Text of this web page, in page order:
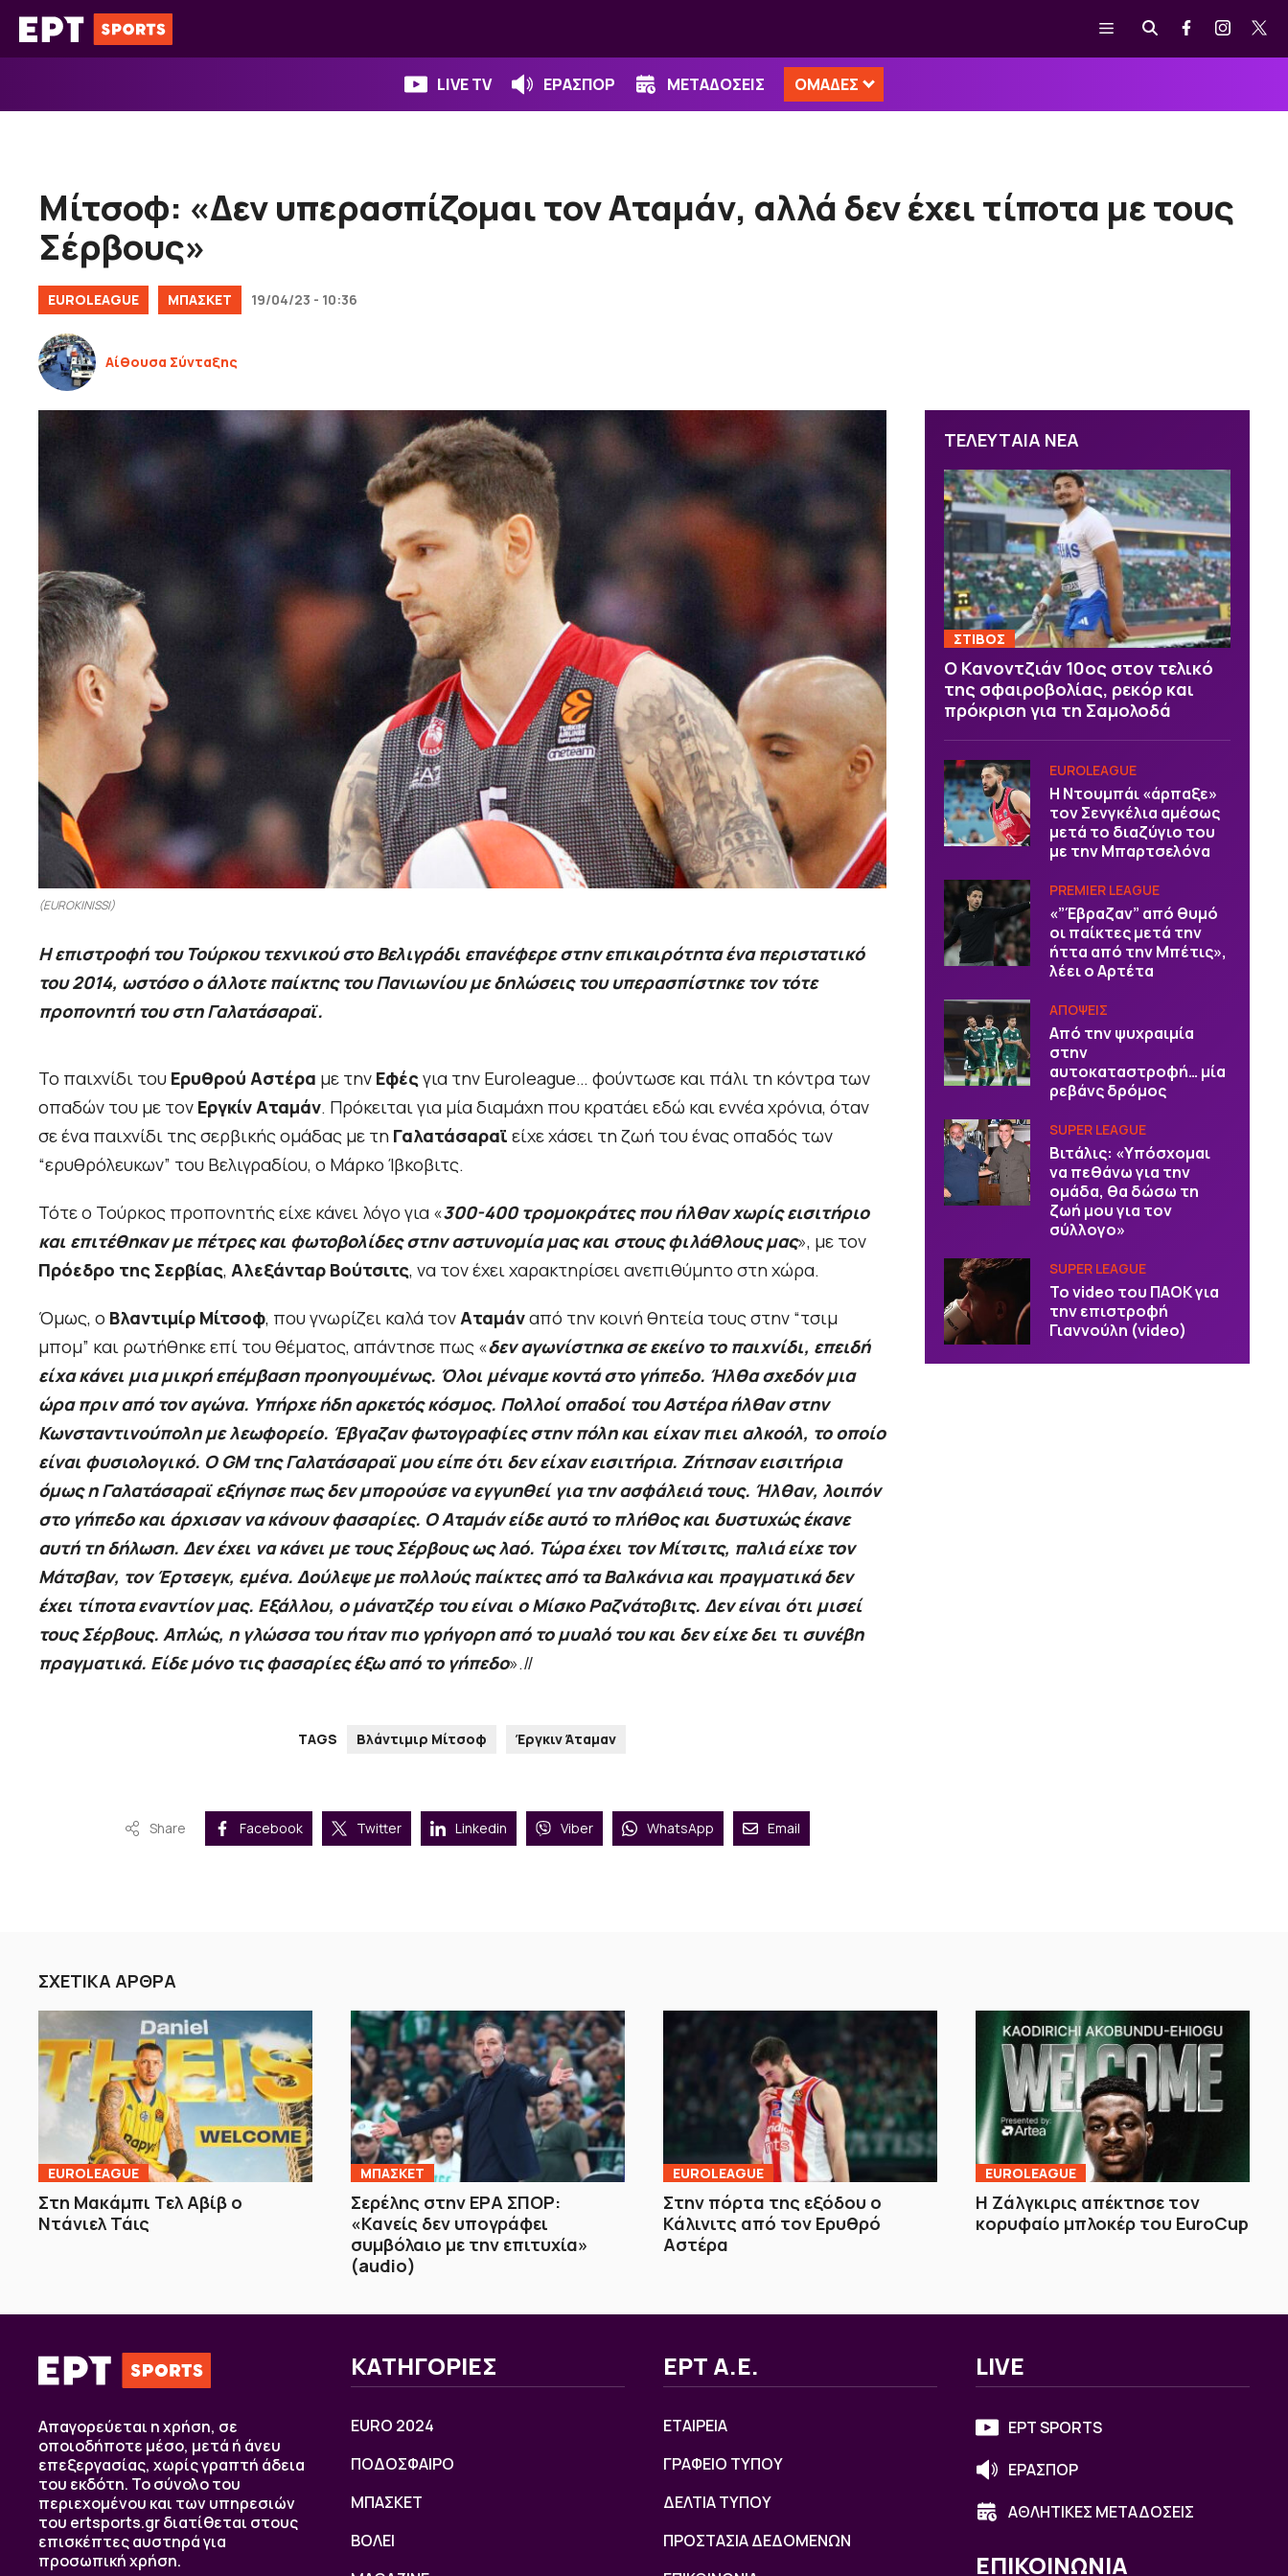
Μετάβαση
σε
Μενού
LIVE TV ΕΡΑΣΠΟΡ ΜΕΤΑΔΟΣΕΙΣ ΟΜΑΔΕΣ
Μίτσοφ: «Δεν υπερασπίζομαι τον Αταμάν, αλλά δεν έχει τίποτα με τους
Σέρβους»
EUROLEAGUE ΜΠΑΣΚΕΤ 19/04/23 - 10:36
Αίθουσα Σύνταξης
(EUROKINISSI)
Η επιστροφή του Τούρκου τεχνικού στο Βελιγράδι επανέφερε στην επικαιρότητα ένα περιστατικό
του 2014, ωστόσο ο άλλοτε παίκτης του Πανιωνίου με δηλώσεις του υπερασπίστηκε τον τότε
προπονητή του στη Γαλατάσαραϊ.
Το παιχνίδι του Ερυθρού Αστέρα με την Εφές για την Euroleague… φούντωσε και πάλι τη κόντρα των
οπαδών του με τον Εργκίν Αταμάν. Πρόκειται για μία διαμάχη που κρατάει εδώ και εννέα χρόνια, όταν
σε ένα παιχνίδι της σερβικής ομάδας με τη Γαλατάσαραϊ είχε χάσει τη ζωή του ένας οπαδός των
“ερυθρόλευκων” του Βελιγραδίου, ο Μάρκο Ίβκοβιτς.
Τότε ο Τούρκος προπονητής είχε κάνει λόγο για «300-400 τρομοκράτες που ήλθαν χωρίς εισιτήριο
και επιτέθηκαν με πέτρες και φωτοβολίδες στην αστυνομία μας και στους φιλάθλους μας», με τον
Πρόεδρο της Σερβίας, Αλεξάνταρ Βούτσιτς, να τον έχει χαρακτηρίσει ανεπιθύμητο στη χώρα.
Όμως, ο Βλαντιμίρ Μίτσοφ, που γνωρίζει καλά τονΑταμάναπό την κοινή θητεία τους στην “τσιμ
μπομ” και ρωτήθηκε επί του θέματος, απάντησε πως «δεν αγωνίστηκα σε εκείνο το παιχνίδι, επειδή
είχα κάνει μια μικρή επέμβαση προηγουμένως. Όλοι μέναμε κοντά στο γήπεδο. Ήλθα σχεδόν μια
ώρα πριν από τον αγώνα. Υπήρχε ήδη αρκετός κόσμος. Πολλοί οπαδοί του Αστέρα ήλθαν στην
Κωνσταντινούπολη με λεωφορείο. Έβγαζαν φωτογραφίες στην πόλη και είχαν πιει αλκοόλ, το οποίο
είναι φυσιολογικό. Ο GM της Γαλατάσαραϊ μου είπε ότι δεν είχαν εισιτήρια. Ζήτησαν εισιτήρια
όμως η Γαλατάσαραϊ εξήγησε πως δεν μπορούσε να εγγυηθεί για την ασφάλειά τους. Ήλθαν, λοιπόν
στο γήπεδο και άρχισαν να κάνουν φασαρίες. Ο Αταμάν είδε αυτό το πλήθος και δυστυχώς έκανε
αυτή τη δήλωση. Δεν έχει να κάνει με τους Σέρβους ως λαό. Τώρα έχει τον Μίτσιτς, παλιά είχε τον
Μάτσβαν, τον Έρτσεγκ, εμένα. Δούλεψε με πολλούς παίκτες από τα Βαλκάνια και πραγματικά δεν
έχει τίποτα εναντίον μας. Εξάλλου, ο μάνατζέρ του είναι ο Μίσκο Ραζνάτοβιτς. Δεν είναι ότι μισεί
τους Σέρβους. Απλώς, η γλώσσα του ήταν πιο γρήγορη από το μυαλό του και δεν είχε δει τι συνέβη
πραγματικά. Είδε μόνο τις φασαρίες έξω από το γήπεδο».//
TAGS Βλάντιμιρ Μίτσοφ Έργκιν Άταμαν
Share Facebook Twitter Linkedin Viber WhatsApp Email
ΤΕΛΕΥΤΑΙΑ ΝΕΑ
ΣΤΙΒΟΣ
Ο Κανοντζιάν 10ος στον τελικό
της σφαιροβολίας, ρεκόρ και
πρόκριση για τη Σαμολοδά
EUROLEAGUE
Η Ντουμπάι «άρπαξε»
τον Σενγκέλια αμέσως
μετά το διαζύγιο του
με την Μπαρτσελόνα
PREMIER LEAGUE
«”Έβραζαν” από θυμό
οι παίκτες μετά την
ήττα από την Μπέτις»,
λέει ο Αρτέτα
ΑΠΟΨΕΙΣ
Από την ψυχραιμία
στην
αυτοκαταστροφή… μία
ρεβάνς δρόμος
SUPER LEAGUE
Βιτάλις: «Υπόσχομαι
να πεθάνω για την
ομάδα, θα δώσω τη
ζωή μου για τον
σύλλογο»
SUPER LEAGUE
Το video του ΠΑΟΚ για
την επιστροφή
Γιαννούλη (video)
ΣΧΕΤΙΚΑ ΑΡΘΡΑ
EUROLEAGUE
Στη Μακάμπι Τελ Αβίβ ο
Ντάνιελ Τάις
ΜΠΑΣΚΕΤ
Σερέλης στην ΕΡΑ ΣΠΟΡ:
«Κανείς δεν υπογράφει
συμβόλαιο με την επιτυχία»
(audio)
EUROLEAGUE
Στην πόρτα της εξόδου ο
Κάλινιτς από τον Ερυθρό
Αστέρα
EUROLEAGUE
Η Ζάλγκιρις απέκτησε τον
κορυφαίο μπλοκέρ του EuroCup
Απαγορεύεται η χρήση, σε
οποιοδήποτε μέσο, μετά ή άνευ
επεξεργασίας, χωρίς γραπτή άδεια
του εκδότη. Το σύνολο του
περιεχομένου και των υπηρεσιών
του ertsports.gr διατίθεται στους
επισκέπτες αυστηρά για
προσωπική χρήση.
ΚΑΤΗΓΟΡΙΕΣ
EURO 2024
ΠΟΔΟΣΦΑΙΡΟ
ΜΠΑΣΚΕΤ
ΒOΛΕΙ
ΕΡΤ Α.Ε.
ΕΤΑΙΡΕΙΑ
ΓΡΑΦΕΙΟ ΤΥΠΟΥ
ΔΕΛΤΙΑ ΤΥΠΟΥ
ΠΡΟΣΤΑΣΙΑ ΔΕΔΟΜΕΝΩΝ
LIVE
ΕΡΤ SPORTS
ΕΡΑΣΠΟΡ
ΑΘΛΗΤΙΚΕΣ ΜΕΤΑΔΟΣΕΙΣ
ΕΠΙΚΟΙΝΩΝΙΑ